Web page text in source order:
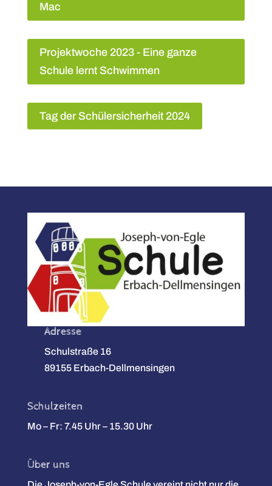
Mac
Projektwoche 2023 - Eine ganze
Schule lernt Schwimmen
Tag der Schülersicherheit 2024
Adresse
Schulstraße 16
89155 Erbach-Dellmensingen
Schulzeiten
Mo – Fr: 7.45 Uhr – 15.30 Uhr
Über uns